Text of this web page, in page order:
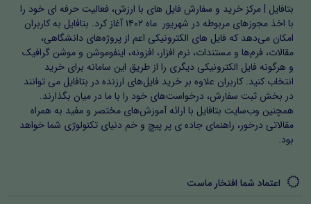
بتافایل | مرکز خرید و سفارش فایل های با ارزش، فعالیت حرفه ای خود را
با اخذ مجوزهای مربوطه در شهریور ماه ۱۴۰۲ آغاز کرد. بتافایل به کاربران
امکان می‌دهد که فایل های الکترونیکی اعم از پروژه‌های دانشگاهی،
مقالات، فرم‌ها و مستندات، نرم افزار، افزونه، اینفوموشن و موشن گرافیک
و هرگونه فایل الکترونیکی دیگری را از طریق این سامانه برای خرید
انتخاب کنید. کاربران علاوه بر خرید فایل‌های ارزنده در بتافایل می توانند
در بخش ثبت سفارش، درخواست‌های خود را با ما در میان بگذارند.
همچنین وب‌سایت بتافایل با ارائه آموزش‌های مختصر و مفید به همراه
مقالاتی درخور، راهنمای جاده ی پر پیچ و خم دنیای تکنولوژی شما خواهد
بود.
اعتماد شما افتخار ماست